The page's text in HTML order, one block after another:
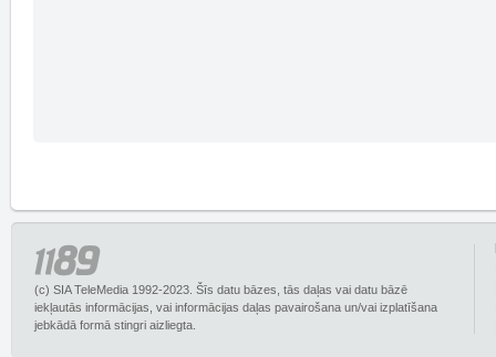
(c) SIA TeleMedia 1992-2023. Šīs datu bāzes, tās daļas vai datu bāzē
iekļautās informācijas, vai informācijas daļas pavairošana un/vai izplatīšana
jebkādā formā stingri aizliegta.